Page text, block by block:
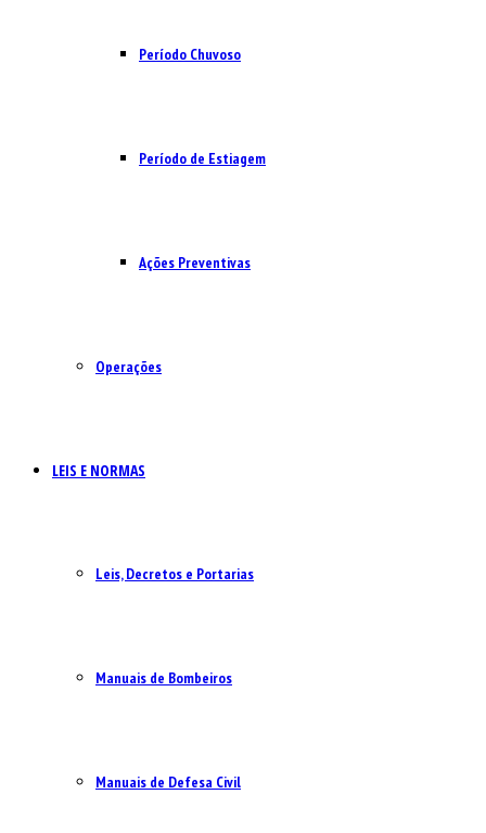
Período Chuvoso
Período de Estiagem
Ações Preventivas
Operações
LEIS E NORMAS
Leis, Decretos e Portarias
Manuais de Bombeiros
Manuais de Defesa Civil